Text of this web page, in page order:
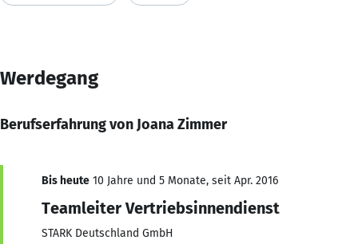
Werdegang
Berufserfahrung von Joana Zimmer
Bis heute 10 Jahre und 5 Monate, seit Apr. 2016
Teamleiter Vertriebsinnendienst
STARK Deutschland GmbH